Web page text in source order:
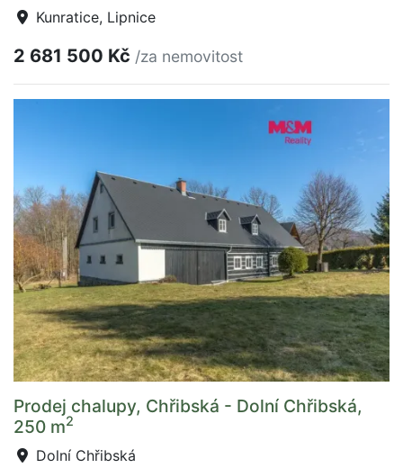
Kunratice, Lipnice
2 681 500 Kč /za nemovitost
Prodej chalupy, Chřibská - Dolní Chřibská,
250 m2
Dolní Chřibská